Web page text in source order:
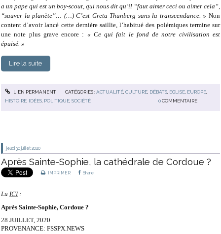
a un pape qui est un boy-scout, qui nous dit qu’il “faut aimer ceci ou aimer cela“,
“sauver la planète”… (…) C’est Greta Thunberg sans la transcendance. » Non
content d’avoir lancé cette dernière saillie, l’habitué des polémiques termine sur
une note plus grave encore : « Ce qui fait le fond de notre civilisation est
épuisé. »
Lire la suite
LIEN PERMANENT CATÉGORIES :ACTUALITÉ, CULTURE, DÉBATS, EGLISE, EUROPE,
HISTOIRE, IDÉES, POLITIQUE,SOCIÉTÉ 0 COMMENTAIRE
jeudi 30 juillet 2020
Après Sainte-Sophie, la cathédrale de Cordoue ?
IMPRIMER Share
Lu ICI:
Après Sainte-Sophie, Cordoue ?
28 JUILLET, 2020
PROVENANCE: FSSPX.NEWS